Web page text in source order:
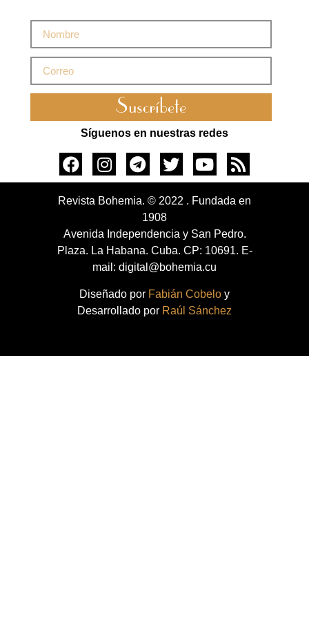
Suscríbete
Síguenos en nuestras redes
Revista Bohemia. © 2022 . Fundada en
1908
Avenida Independencia y San Pedro.
Plaza. La Habana. Cuba. CP: 10691. E-
mail: digital@bohemia.cu
Diseñado por Fabián Cobelo y
Desarrollado por Raúl Sánchez